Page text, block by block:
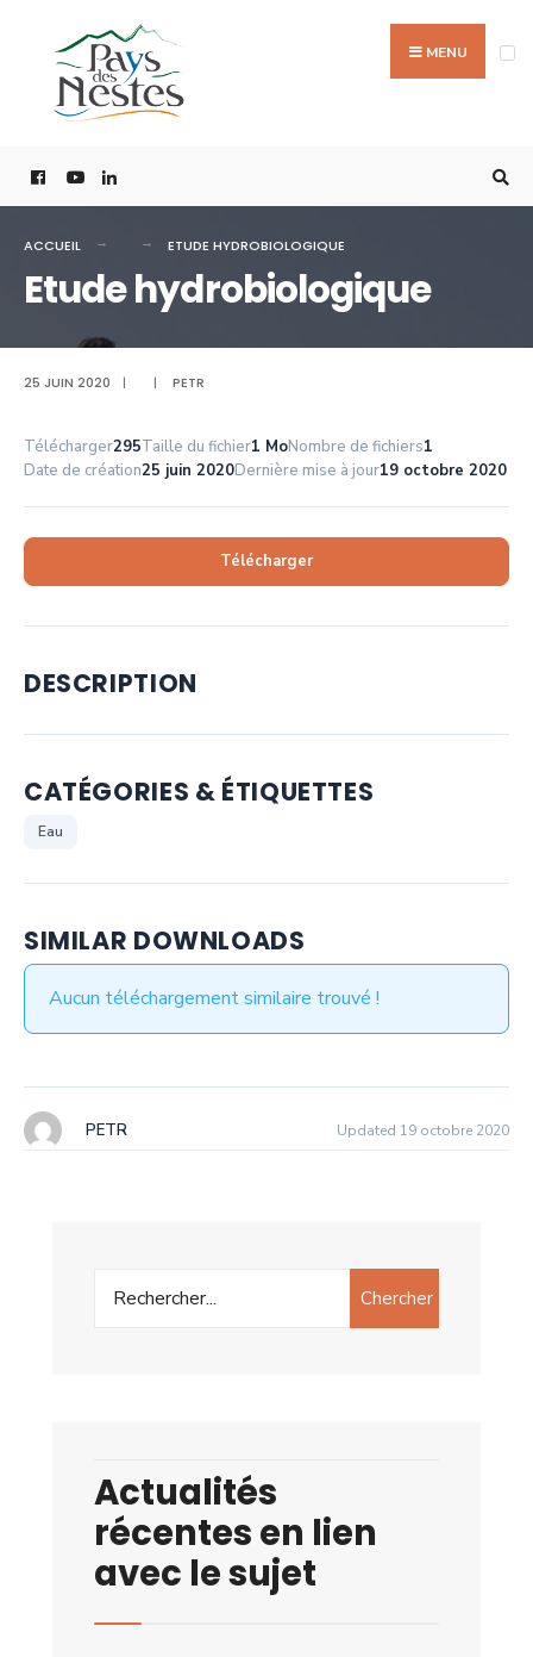
MENU
ACCUEIL ETUDE HYDROBIOLOGIQUE
Etude hydrobiologique
25 JUIN 2020 | | PETR
Télécharger295Taille du fichier1 MoNombre de fichiers1
Date de création25 juin 2020Dernière mise à jour19 octobre 2020
Télécharger
DESCRIPTION
CATÉGORIES & ÉTIQUETTES
Eau
SIMILAR DOWNLOADS
Aucun téléchargement similaire trouvé !
PETR Updated 19 octobre 2020
Chercher
Actualités
récentes en lien
avec le sujet